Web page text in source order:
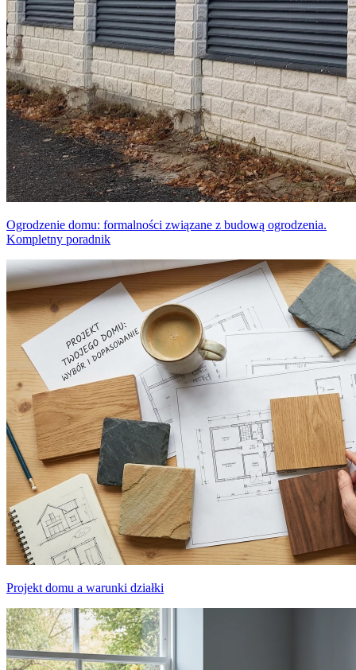
Ogrodzenie domu: formalności związane z budową ogrodzenia.
Kompletny poradnik
Projekt domu a warunki działki